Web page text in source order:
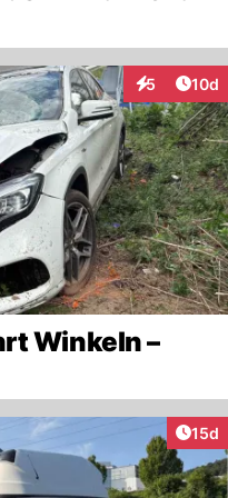
5
Interaktionen
10d
Winkeln –
15d